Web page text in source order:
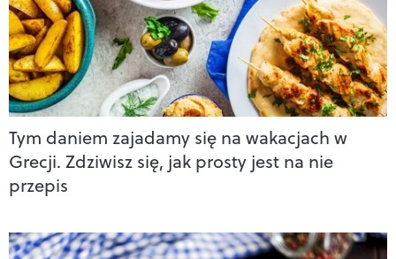
Tym daniem zajadamy się na wakacjach w
Grecji. Zdziwisz się, jak prosty jest na nie
przepis